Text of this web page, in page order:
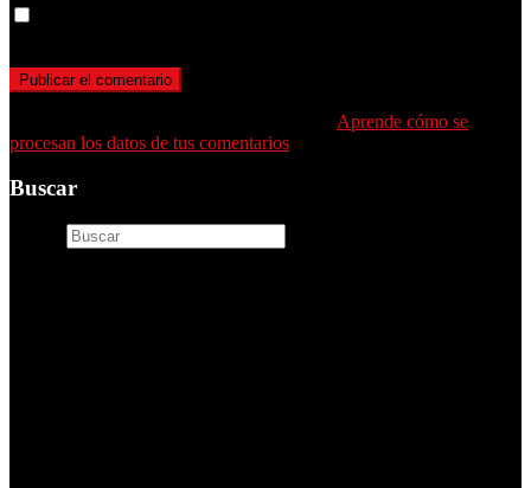
Aprende cómo se
procesan los datos de tus comentarios
Buscar